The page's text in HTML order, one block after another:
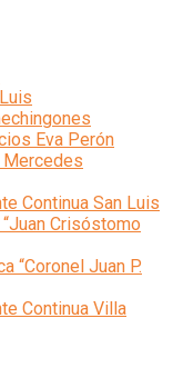
Eva Perón
Mercedes
Continua San Luis
Crisóstomo
“Coronel Juan P.
Continua Villa